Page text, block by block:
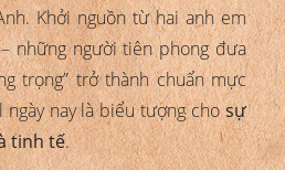
Khởi nguồn từ hai anh em
– những người tiên phong đưa
trọng” trở thành chuẩn mực
ngày nay là biểu tượng chosự
tinh tế.